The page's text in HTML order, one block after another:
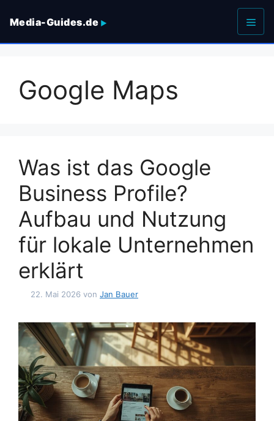
Inhalt
Media-Guides.de
Menü
Google Maps
Was ist das Google
Business Profile?
Aufbau und Nutzung
für lokale Unternehmen
erklärt
22. Mai 2026 von Jan Bauer